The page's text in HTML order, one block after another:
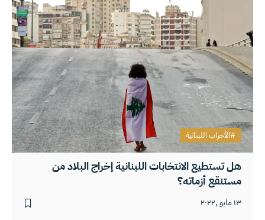
هل تستطيع الانتخابات اللبنانية إخراج البلاد من
مستنقع أزماته؟
١٣ مايو ,٢٠٢٢
الأحزاب اللبنانية